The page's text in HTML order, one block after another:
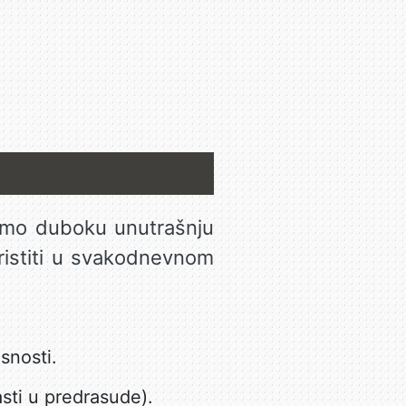
duboku unutrašnju
u svakodnevnom
u predrasude).